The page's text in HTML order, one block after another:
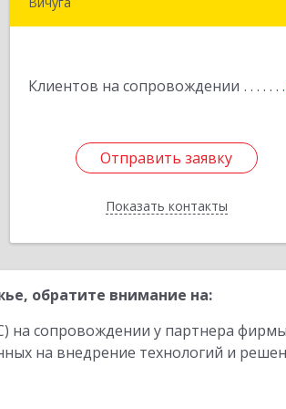
Клиентов на сопровождении
Отправить заявку
Показать контакты
Отправить заявку
Назад
обратите внимание на:
на сопровождении у партнера
на внедрение технологий и